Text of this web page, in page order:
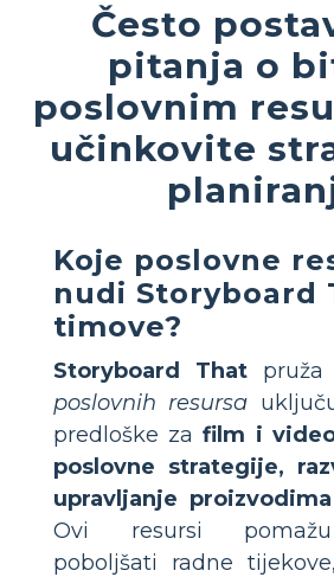
Često
pitanja o
poslovnim
učinkovite
Koje poslovne
nudi Storyboard
timove?
Storyboard That pruža
poslovnih resursa
predloške zafilm i
poslovne strategije,
upravljanje
Ovi resursi
poboljšati radne